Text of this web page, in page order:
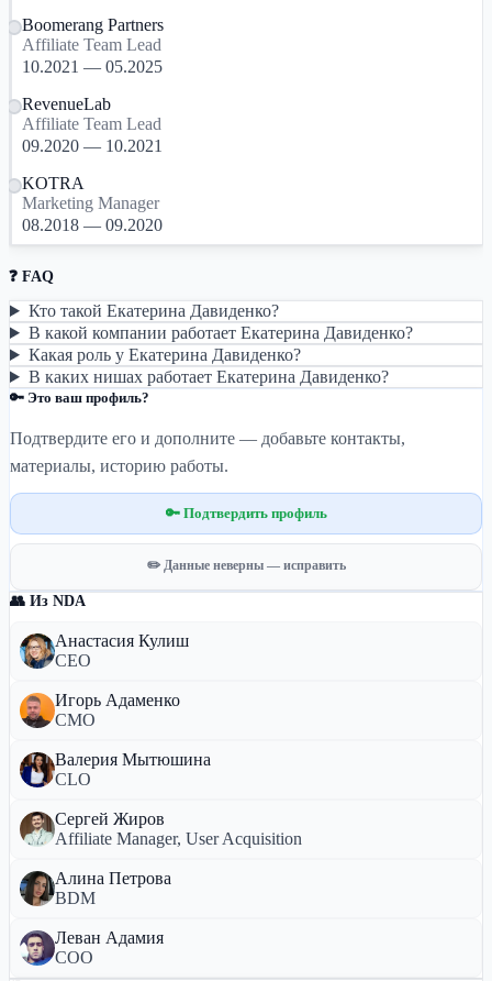
Boomerang Partners
Affiliate Team Lead
10.2021 — 05.2025
RevenueLab
Affiliate Team Lead
09.2020 — 10.2021
KOTRA
Marketing Manager
08.2018 — 09.2020
❓ FAQ
Кто такой Екатерина Давиденко?
В какой компании работает Екатерина Давиденко?
Какая роль у Екатерина Давиденко?
В каких нишах работает Екатерина Давиденко?
🔑 Это ваш профиль?
Подтвердите его и дополните — добавьте контакты,
материалы, историю работы.
🔑 Подтвердить профиль
✏️ Данные неверны — исправить
👥 Из NDA
Анастасия Кулиш
CEO
Игорь Адаменко
CMO
Валерия Мытюшина
CLO
Сергей Жиров
Affiliate Manager, User Acquisition
Алина Петрова
BDM
Леван Адамия
COO